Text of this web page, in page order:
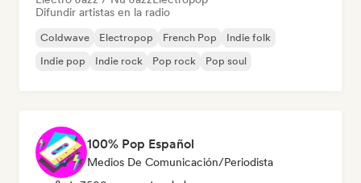
Difundir artistas en la radio
Coldwave Electropop French Pop
Indie folk
Indie pop
Indie rock Pop rock Pop soul
100% Pop Español
Medios De Comunicación/Periodista